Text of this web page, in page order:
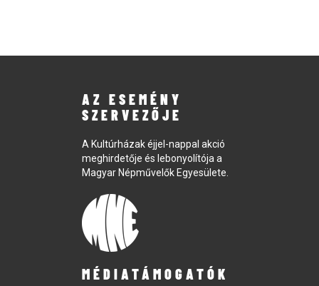
AZ ESEMÉNY
SZERVEZŐJE
A Kultúrházak éjjel-nappal akció
meghirdetője és lebonyolítója a
Magyar Népművelők Egyesülete.
MÉDIATÁMOGATÓK